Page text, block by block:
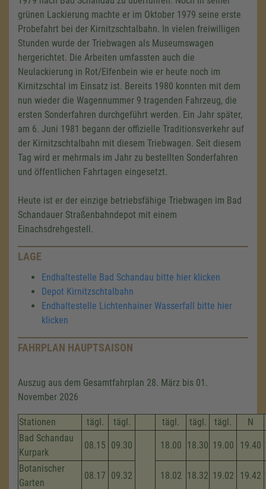
grünen Lackierung machte er im Oktober 1979 seine erste
Probefahrt bei der Kirnitzschtalbahn. In vielen freiwilligen
Stunden wurde der Triebwagen als Museumswagen
hergerichtet. Die Arbeiten umfassten auch die
Neulackierung in Rot/Elfenbein wie er heute noch im
Kirnitzschtal im Einsatz ist. Bereits 1980 konnten mit dem
nun wieder die Wagennummer 9 tragenden Fahrzeug, die
ersten Sonderfahren durchgeführt werden. Ein Jahr später,
am 6. Juni 1981 begann der offizielle Traditionsverkehr auf
der Kirnitzschtalbahn mit diesem Triebwagen. Seit diesem
Tag wird er mehrmals im Jahr zu bestellten Sonderfahren
und öffentlichen Fahrtagen eingesetzt.
Heute ist er der einzige betriebsfähige Triebwagen im Bad
Schandauer Straßenbahndepot mit einem
Einachsdrehgestell.
LAGE
Endhaltestelle Bad Schandau bitte hier klicken
Depot Kirnitzschtalbahn
Endhaltestelle Lichtenhainer Wasserfall bitte hier
klicken
FAHRPLAN HAUPTSAISON
Auszug aus dem Gesamtfahrplan 28. März bis 01.
November 2026
Stationen tägl. tägl. tägl. tägl. tägl.
N
Bad Schandau
Kurpark
08.15 09.30 18.00 18.30 19.00 19.40
Botanischer
Garten
08.17 09.32 18.02 18.32 19.02 19.42